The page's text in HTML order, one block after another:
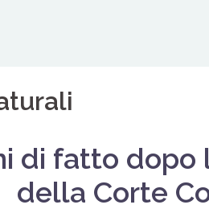
di fatto dopo
della Corte